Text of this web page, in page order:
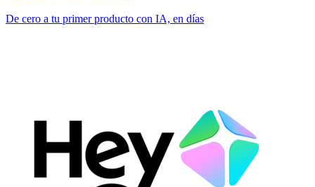
De cero a tu primer producto con IA, en días